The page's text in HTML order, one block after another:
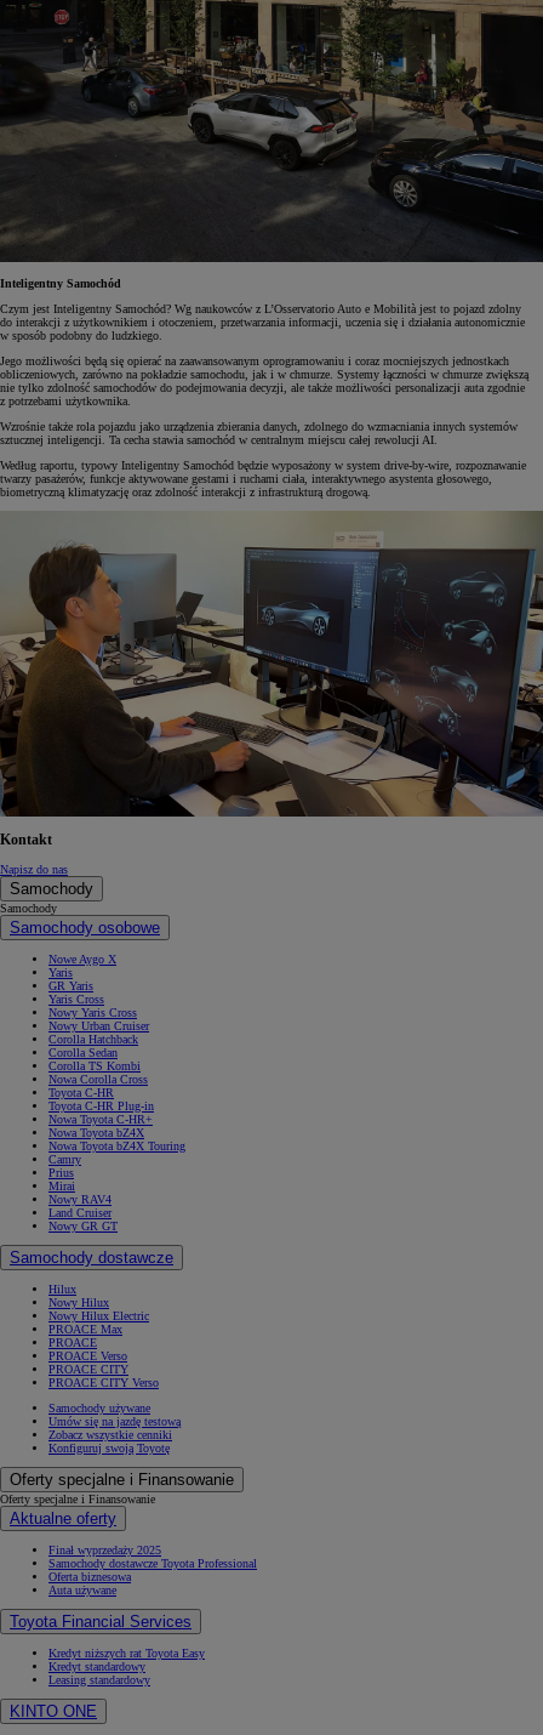
Inteligentny Samochód
Czym jest Inteligentny Samochód? Wg naukowców z L’Osservatorio Auto e Mobilità jest to pojazd zdolny
do interakcji z użytkownikiem i otoczeniem, przetwarzania informacji, uczenia się i działania autonomicznie
w sposób podobny do ludzkiego.
Jego możliwości będą się opierać na zaawansowanym oprogramowaniu i coraz mocniejszych jednostkach
obliczeniowych, zarówno na pokładzie samochodu, jak i w chmurze. Systemy łączności w chmurze zwiększą
nie tylko zdolność samochodów do podejmowania decyzji, ale także możliwości personalizacji auta zgodnie
z potrzebami użytkownika.
Wzrośnie także rola pojazdu jako urządzenia zbierania danych, zdolnego do wzmacniania innych systemów
sztucznej inteligencji. Ta cecha stawia samochód w centralnym miejscu całej rewolucji AI.
Według raportu, typowy Inteligentny Samochód będzie wyposażony w system drive-by-wire, rozpoznawanie
twarzy pasażerów, funkcje aktywowane gestami i ruchami ciała, interaktywnego asystenta głosowego,
biometryczną klimatyzację oraz zdolność interakcji z infrastrukturą drogową.
Kontakt
Napisz do nas
Samochody
Samochody
Samochody osobowe
Nowe Aygo X
Yaris
GR Yaris
Yaris Cross
Nowy Yaris Cross
Nowy Urban Cruiser
Corolla Hatchback
Corolla Sedan
Corolla TS Kombi
Nowa Corolla Cross
Toyota C-HR
Toyota C-HR Plug-in
Nowa Toyota C-HR+
Nowa Toyota bZ4X
Nowa Toyota bZ4X Touring
Camry
Prius
Mirai
Nowy RAV4
Land Cruiser
Nowy GR GT
Samochody dostawcze
Hilux
Nowy Hilux
Nowy Hilux Electric
PROACE Max
PROACE
PROACE Verso
PROACE CITY
PROACE CITY Verso
Samochody używane
Umów się na jazdę testową
Zobacz wszystkie cenniki
Konfiguruj swoją Toyotę
Oferty specjalne i Finansowanie
Oferty specjalne i Finansowanie
Aktualne oferty
Finał wyprzedaży 2025
Samochody dostawcze Toyota Professional
Oferta biznesowa
Auta używane
Toyota Financial Services
Kredyt niższych rat Toyota Easy
Kredyt standardowy
Leasing standardowy
KINTO ONE